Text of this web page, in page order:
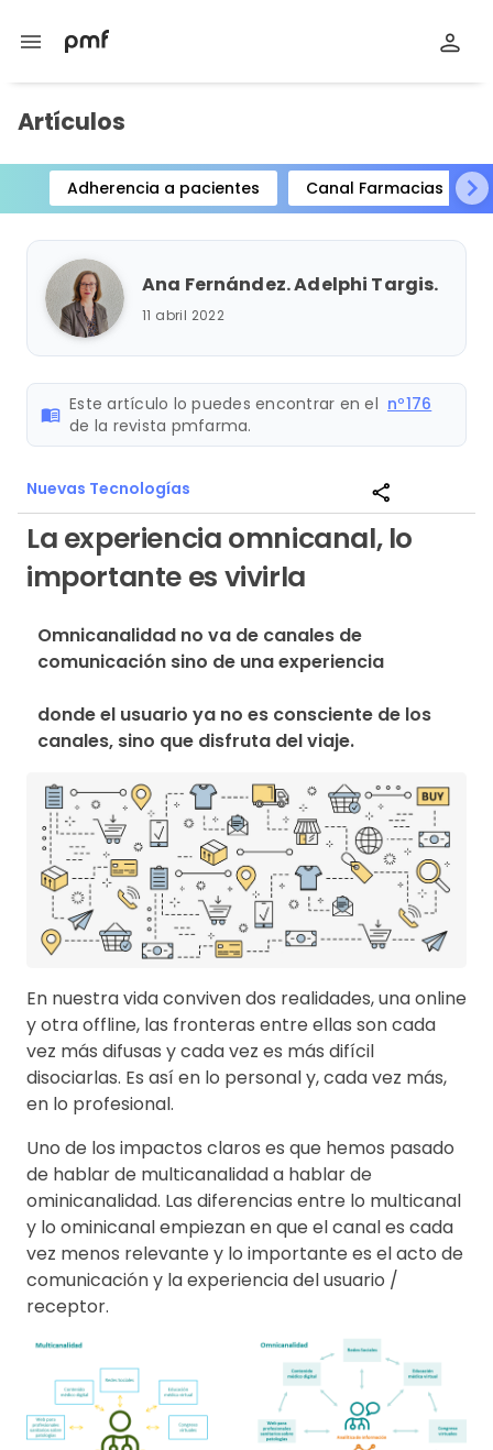
menu
Artículos
Adherencia a pacientes Canal Farmacias
Item
1
15
Ana Fernández. Adelphi Targis.
11 abril 2022
menu_book Este artículo lo puedes encontrar en el nº176
de la revista pmfarma.
Nuevas Tecnologías share
La experiencia omnicanal, lo
importante es vivirla
Omnicanalidad no va de canales de
comunicación sino de una experiencia
donde el usuario ya no es consciente de los
canales, sino que disfruta del viaje.
En nuestra vida conviven dos realidades, una online
y otra offline, las fronteras entre ellas son cada
vez más difusas y cada vez es más difícil
disociarlas. Es así en lo personal y, cada vez más,
en lo profesional.
Uno de los impactos claros es que hemos pasado
de hablar de multicanalidad a hablar de
ominicanalidad. Las diferencias entre lo multicanal
y lo ominicanal empiezan en que el canal es cada
vez menos relevante y lo importante es el acto de
comunicación y la experiencia del usuario /
receptor.